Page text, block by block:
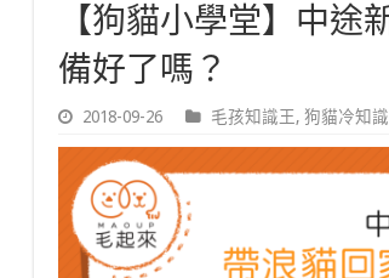
【狗貓小學堂】中途
備好了嗎？
2018-09-26 毛孩知識王, 狗貓冷知識